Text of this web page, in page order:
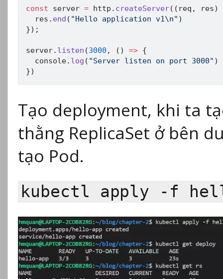
const server = http . createServer( ( req , res)
  res
. end ( "Hello application v1\n" )
}) ;
server. listen (3000 , ( ) => {
  console
. log ( "Server listen on port 3000" )
})
Tạo deployment, khi ta
thằng ReplicaSet ở bên
tạo Pod.
kubectl apply -f